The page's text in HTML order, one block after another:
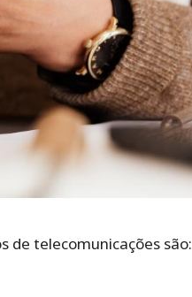
de telecomunicações são: